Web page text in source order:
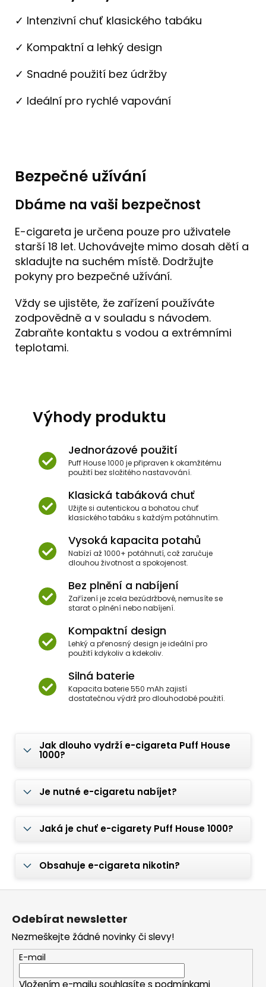
✓ Intenzivní chuť klasického tabáku
✓ Kompaktní a lehký design
✓ Snadné použití bez údržby
✓ Ideální pro rychlé vapování
Bezpečné užívání
Dbáme na vaši bezpečnost
E-cigareta je určena pouze pro uživatele
starší 18 let. Uchovávejte mimo dosah dětí a
skladujte na suchém místě. Dodržujte
pokyny pro bezpečné užívání.
Vždy se ujistěte, že zařízení používáte
zodpovědně a v souladu s návodem.
Zabraňte kontaktu s vodou a extrémními
teplotami.
Výhody produktu
Jednorázové použití
Puff House 1000 je připraven k okamžitému
použití bez složitého nastavování.
Klasická tabáková chuť
Užijte si autentickou a bohatou chuť
klasického tabáku s každým potáhnutím.
Vysoká kapacita potahů
Nabízí až 1000+ potáhnutí, což zaručuje
dlouhou životnost a spokojenost.
Bez plnění a nabíjení
Zařízení je zcela bezúdržbové, nemusíte se
starat o plnění nebo nabíjení.
Kompaktní design
Lehký a přenosný design je ideální pro
použití kdykoliv a kdekoliv.
Silná baterie
Kapacita baterie 550 mAh zajistí
dostatečnou výdrž pro dlouhodobé použití.
Jak dlouho vydrží e-cigareta Puff House
1000?
Je nutné e-cigaretu nabíjet?
Jaká je chuť e-cigarety Puff House 1000?
Obsahuje e-cigareta nikotin?
Z
Odebírat newsletter
Nezmeškejte žádné novinky či slevy!
E-mail